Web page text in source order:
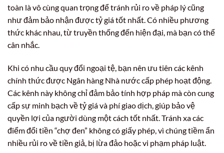
toàn là vô cùng quan trọng để tránh rủi ro về pháp lý cũng
như đảm bảo nhận được tỷ giá tốt nhất. Có nhiều phương
thức khác nhau, từ truyền thống đến hiện đại, mà bạn có thể
cân nhắc.
Khi có nhu cầu quy đổi ngoại tệ, bạn nên ưu tiên các kênh
chính thức được Ngân hàng Nhà nước cấp phép hoạt động.
Các kênh này không chỉ đảm bảo tính hợp pháp mà còn cung
cấp sự minh bạch về tỷ giá và phí giao dịch, giúp bảo vệ
quyền lợi của người dùng một cách tốt nhất. Tránh xa các
điểm đổi tiền “chợ đen” không có giấy phép, vì chúng tiềm ẩn
nhiều rủi ro về tiền giả, bị lừa đảo hoặc vi phạm pháp luật.